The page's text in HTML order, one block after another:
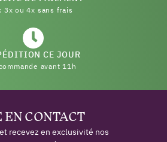
3x ou 4x sans frais
CE JOUR
avant 11h
CONTACT
recevez en exclusivité nos